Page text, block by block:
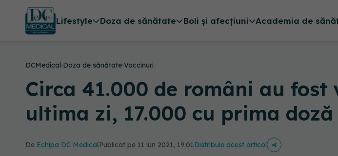
Lifestyle Doza de sănătate Boli și afecțiuni Academia de
DCMedical›Doza de sănătate›Vaccinuri
Circa 41.000 de români au
ultima zi, 17.000 cu prima doză
De Echipa DC Medical Publicat pe 11 iun 2021, 19:01Distribuie acest articol